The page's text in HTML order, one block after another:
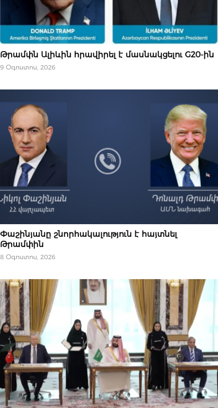
ՔԱՂԱՔԱԿԱՆՈՒԹՅՈՒՆ
Թրամփն Ալիևին հրավիրել է մասնակցելու G20-ին
9 Օգոստոս, 2026
ՔԱՂԱՔԱԿԱՆՈՒԹՅՈՒՆ
Փաշինյանը շնորհակալություն է հայտնել
Թրամփին
8 Օգոստոս, 2026